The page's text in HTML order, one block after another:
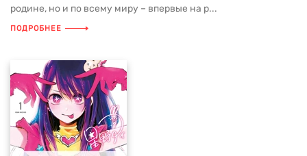
родине, но и по всему миру – впервые на р...
ПОДРОБНЕЕ